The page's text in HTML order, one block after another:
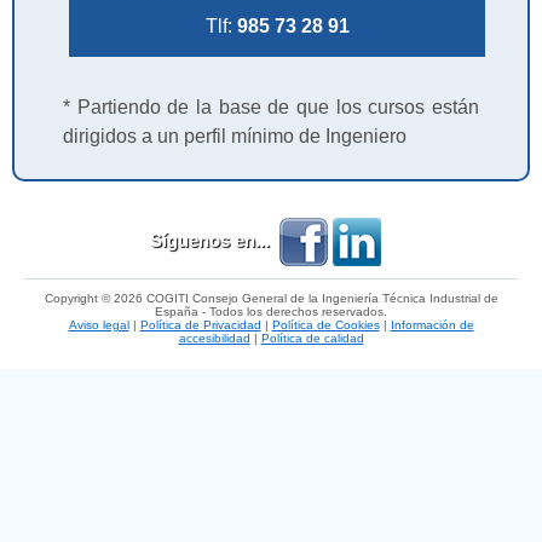
Tlf: 985 73 28 91
* Partiendo de la base de que los cursos están
dirigidos a un perfil mínimo de Ingeniero
Síguenos en...
Copyright © 2026 COGITI Consejo General de la Ingeniería Técnica Industrial de
España - Todos los derechos reservados.
Aviso legal
Política de Privacidad Política de Cookies|
Información de
accesibilidad
Política de calidad